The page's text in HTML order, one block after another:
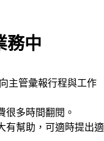
務中
主管彙報行程與工作
很多時間翻閱。
有幫助，可適時提出適